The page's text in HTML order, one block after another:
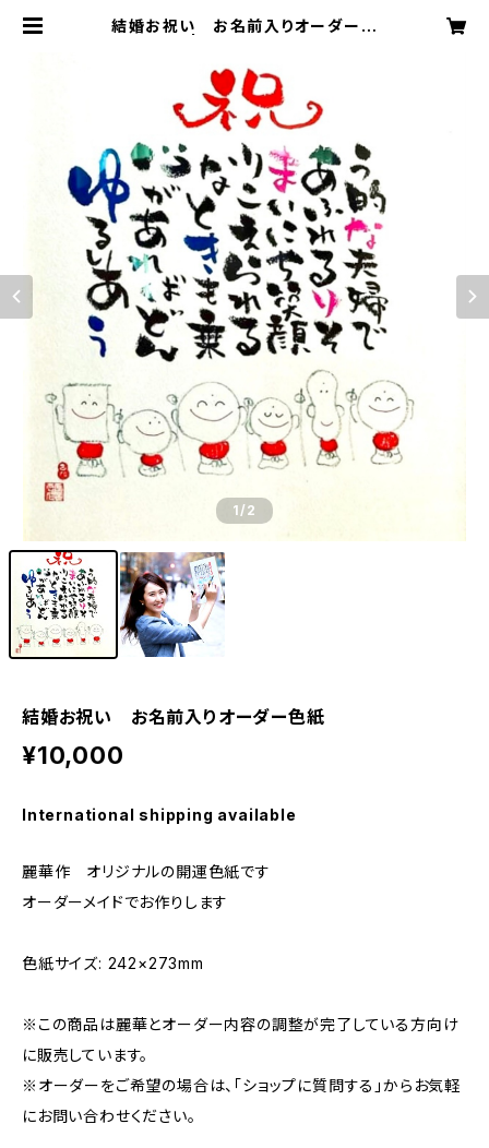
結婚お祝い お名前入りオーダー色
1/2
結婚お祝い お名前入りオーダー色紙
¥10,000
International shipping available
麗華作 オリジナルの開運色紙です
オーダーメイドでお作りします
色紙サイズ: 242×273mm
※この商品は麗華とオーダー内容の調整が完了している方向け
に販売しています。
※オーダーをご希望の場合は、「ショップに質問する」からお気軽
にお問い合わせください。